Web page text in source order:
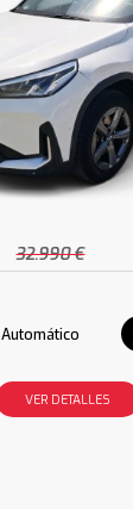
32.990 €
Automático
VER DETALLES